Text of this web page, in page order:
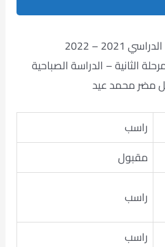
2021 – 2022
الثانية – الدراسة الصباحية
مضر محمد عيد
راسب
مقبول
راسب
راسب